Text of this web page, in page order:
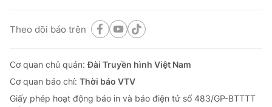
Nhân vật
Giải sao mai
Sao
Đời sống
Làm đẹp
Chất lượng cuộc sống
Giáo dục
Tuyển sinh
Công nghệ
Theo dõi báo trên
Cơ quan chủ quản:Đài Truyền hình Việt Nam
Cơ quan báo chí: Thời báo VTV
Giấy phép hoạt động báo in và báo điện tử số 483/GP-BTTTT